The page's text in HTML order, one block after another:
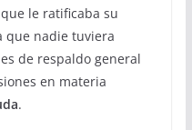
le ratificaba su
que nadie tuviera
de respaldo general
en materia
.